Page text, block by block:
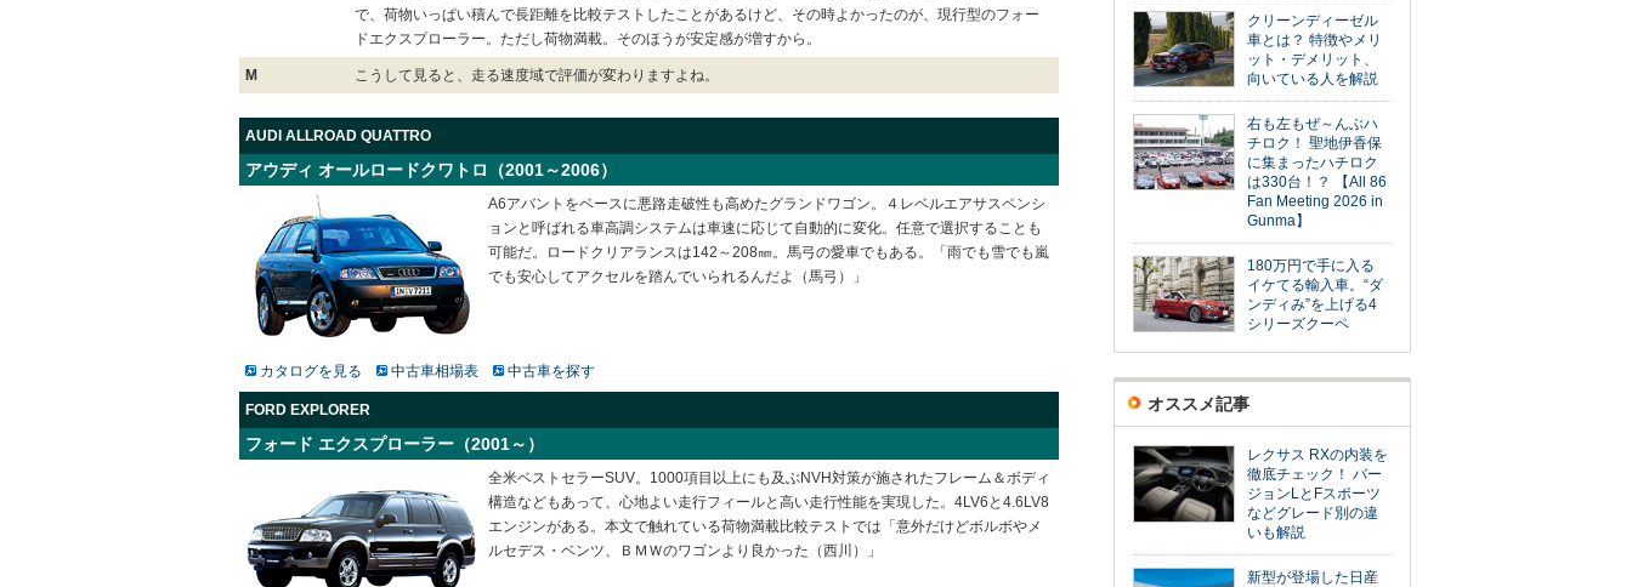
で、荷物いっぱい積んで長距離を比較テストしたことがあるけど、その時よかったのが、現行型のフォー
ドエクスプローラー。ただし荷物満載。そのほうが安定感が増すから。
M こうして見ると、走る速度域で評価が変わりますよね。
AUDI ALLROAD QUATTRO
アウディ オールロードクワトロ（2001～2006）
A6アバントをベースに悪路走破性も高めたグランドワゴン。４レベルエアサスペンシ
ョンと呼ばれる車高調システムは車速に応じて自動的に変化。任意で選択することも
可能だ。ロードクリアランスは142～208㎜。馬弓の愛車でもある。「雨でも雪でも嵐
でも安心してアクセルを踏んでいられるんだよ（馬弓）」
カタログを見る 中古車相場表 中古車を探す
FORD EXPLORER
フォード エクスプローラー（2001～）
全米ベストセラーSUV。1000項目以上にも及ぶNVH対策が施されたフレーム＆ボディ
構造などもあって、心地よい走行フィールと高い走行性能を実現した。4LV6と4.6LV8
エンジンがある。本文で触れている荷物満載比較テストでは「意外だけどボルボやメ
ルセデス・ベンツ、ＢＭＷのワゴンより良かった（西川）」
クリーンディーゼル
車とは？ 特徴やメリ
ット・デメリット、
向いている人を解説
右も左もぜ～んぶハ
チロク！ 聖地伊香保
に集まったハチロク
は330台！？ 【All 86
Fan Meeting 2026 in
Gunma】
180万円で手に入る
イケてる輸入車。“ダ
ンディみ”を上げる4
シリーズクーペ
オススメ記事
レクサス RXの内装を
徹底チェック！ バー
ジョンLとFスポーツ
などグレード別の違
いも解説
新型が登場した日産